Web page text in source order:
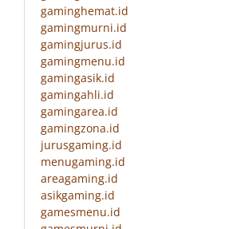
gaminghemat.id
gamingmurni.id
gamingjurus.id
gamingmenu.id
gamingasik.id
gamingahli.id
gamingarea.id
gamingzona.id
jurusgaming.id
menugaming.id
areagaming.id
asikgaming.id
gamesmenu.id